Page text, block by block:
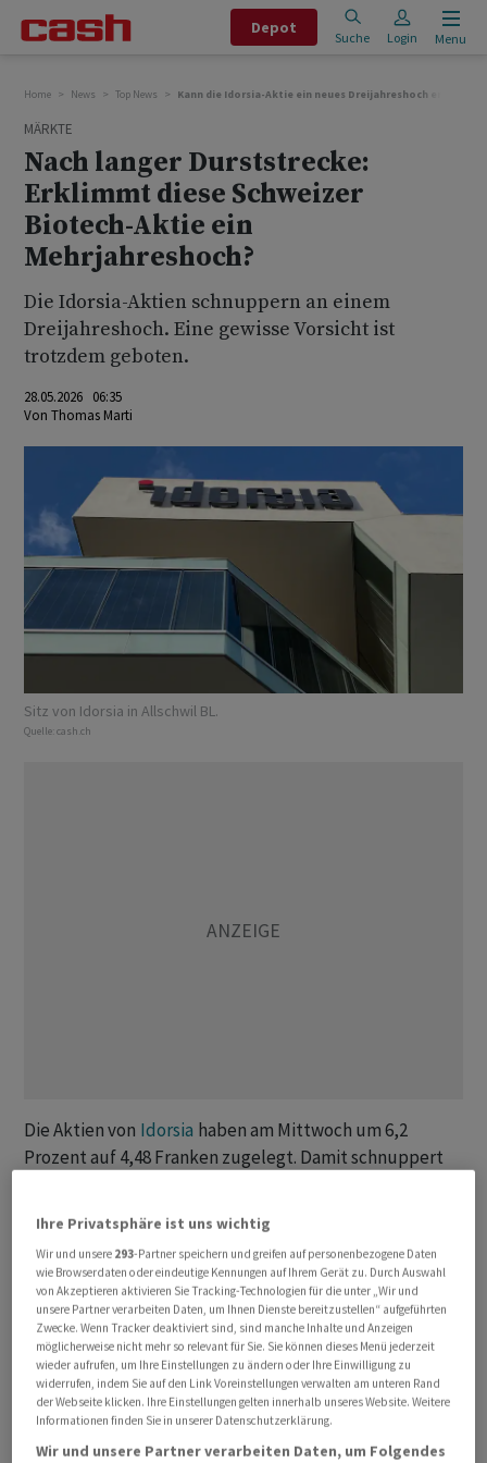
Depot
Suche Login Menu
Home News Top News Kann die Idorsia-Aktie ein neues Dreijahreshoch erreichen?
MÄRKTE
Nach langer Durststrecke:
Erklimmt diese Schweizer
Biotech-Aktie ein
Mehrjahreshoch?
Die Idorsia-Aktien schnuppern an einem
Dreijahreshoch. Eine gewisse Vorsicht ist
trotzdem geboten.
28.05.2026 06:35
Von Thomas Marti
Sitz von Idorsia in Allschwil BL.
Quelle: cash.ch
Die Aktien von Idorsia haben am Mittwoch um 6,2
Prozent auf 4,48 Franken zugelegt. Damit schnuppert
Titel die bisher resistente Kursmarke von 4,87 Franken
überwinden kann.
Einige Analysten gaben in den letzten schwierigen
Jahren auf. Einzig die Deutsche Bank, Octavia und
Kepler Cheuvreux decken diese noch ab. Gerade
die Analystin Justine Telliez von Kepler
Cheuvreux hatte im vergangenen Dezember ein
goldenes Näschen, als sie den Titel nach der
erfolgreichen Umstrukturierung im Jahr 2025 auf «Buy»
Ihre Privatsphäre ist uns wichtig
Wir und unsere 293-Partner speichern und greifen auf personenbezogene Daten
wie Browserdaten oder eindeutige Kennungen auf Ihrem Gerät zu. Durch Auswahl
von Akzeptieren aktivieren Sie Tracking-Technologien für die unter „Wir und
unsere Partner verarbeiten Daten, um Ihnen Dienste bereitzustellen“ aufgeführten
Zwecke. Wenn Tracker deaktiviert sind, sind manche Inhalte und Anzeigen
möglicherweise nicht mehr so relevant für Sie. Sie können dieses Menü jederzeit
wieder aufrufen, um Ihre Einstellungen zu ändern oder Ihre Einwilligung zu
widerrufen, indem Sie auf den Link Voreinstellungen verwalten am unteren Rand
der Webseite klicken. Ihre Einstellungen gelten innerhalb unseres Website. Weitere
Informationen finden Sie in unserer Datenschutzerklärung.
Wir und unsere Partner verarbeiten Daten, um Folgendes